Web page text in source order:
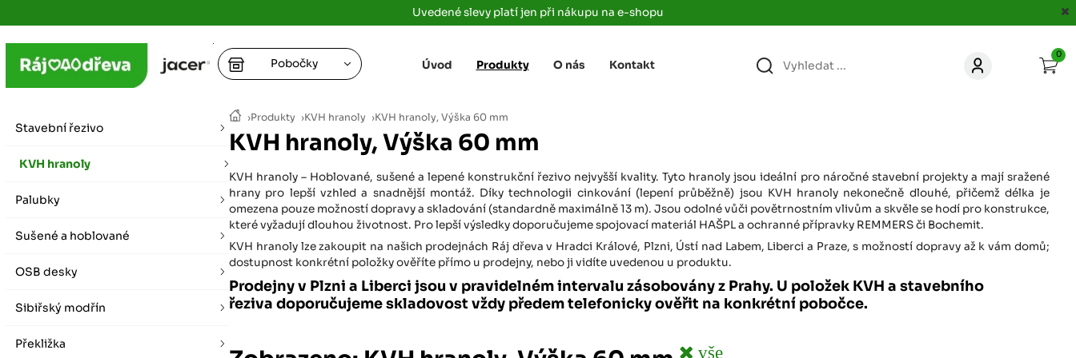
Uvedené slevy platí jen při nákupu na e-shopu
›Produkty ›KVH hranoly ›KVH hranoly, Výška 60 mm
KVH hranoly, Výška 60 mm
KVH hranoly – Hoblované, sušené a lepené konstrukční řezivo nejvyšší kvality. Tyto hranoly jsou ideální pro náročné stavební projekty a mají sražené
hrany pro lepší vzhled a snadnější montáž. Díky technologii cinkování (lepení průběžně) jsou KVH hranoly nekonečně dlouhé, přičemž délka je
omezena pouze možností dopravy a skladování (standardně maximálně 13 m). Jsou odolné vůči povětrnostním vlivům a skvěle se hodí pro konstrukce,
které vyžadují dlouhou životnost. Pro lepší výsledky doporučujeme spojovací materiál HAŠPL a ochranné přípravky REMMERS či Bochemit.
KVH hranoly lze zakoupit na našich prodejnách Ráj dřeva v Hradci Králové, Plzni, Ústí nad Labem, Liberci a Praze, s možností dopravy až k vám domů;
dostupnost konkrétní položky ověříte přímo u prodejny, nebo ji vidíte uvedenou u produktu.
Prodejny v Plzni a Liberci jsou v pravidelném intervalu zásobovány z Prahy. U položek KVH a stavebního
řeziva doporučujeme skladovost vždy předem telefonicky ověřit na konkrétní pobočce.
vše
Stavební řezivo
KVH hranoly
Palubky
Sušené a hoblované
OSB desky
Sibiřský modřín
Překližka
Úvod Produkty O nás Kontakt
0
Pobočky
+
+
Letní otevírací doba (březen - říjen)
vybírat zde
Ústí nad Labem, 400 01
vybírat zde
Rovná 181
Březhrad, Hradec Králové, 503 32
rajdrevahradec
jacer.cz
Praha
vybírat zde
Tůmovka 110
(Za čerpací stanicí TANK ONO)
Předboj, 250 72
+420 734 850 860
rajdrevapraha
KONTAKT
Plzeň
vybírat zde
(parkoviště Albert)
Plzeň 4, 301 00
+420 603 162 667
rajdrevaplzen
jacer.cz
KONTAKT
(na konci ulice u zrcadla)